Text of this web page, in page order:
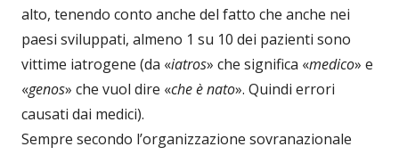
alto, tenendo conto anche del fatto che anche nei
paesi sviluppati, almeno 1 su 10 dei pazienti sono
vittime iatrogene (da «iatros» che significa «medico» e
«genos» che vuol dire «che è nato». Quindi errori
causati dai medici).
Sempre secondo l’organizzazione sovranazionale